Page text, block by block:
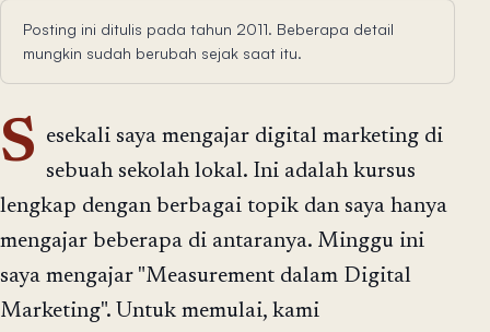
Posting ini ditulis pada tahun 2011. Beberapa detail
mungkin sudah berubah sejak saat itu.
S esekali saya mengajar digital marketing di
sebuah sekolah lokal. Ini adalah kursus
lengkap dengan berbagai topik dan saya hanya
mengajar beberapa di antaranya. Minggu ini
saya mengajar "Measurement dalam Digital
Marketing". Untuk memulai, kami